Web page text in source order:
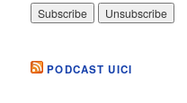
PODCAST UICI